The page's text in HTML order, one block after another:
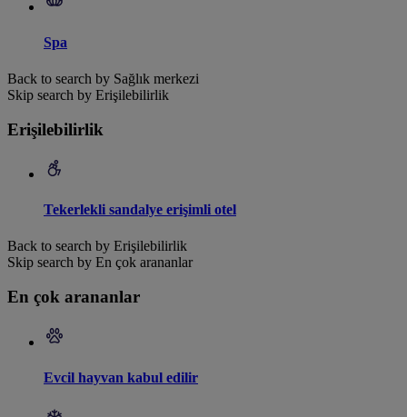
Spa
Back to search by Sağlık merkezi
Skip search by Erişilebilirlik
Erişilebilirlik
Tekerlekli sandalye erişimli otel
Back to search by Erişilebilirlik
Skip search by En çok arananlar
En çok arananlar
Evcil hayvan kabul edilir